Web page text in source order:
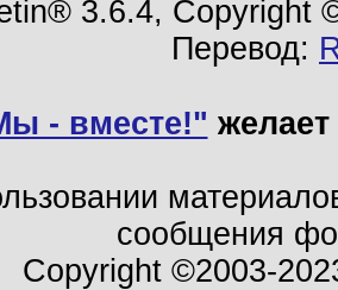
3.6.4, Copyright
Перевод:
- вместе!"
сообщения
Copyright ©2003-